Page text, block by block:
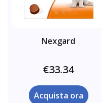
Nexgard
€33.34
Acquista ora